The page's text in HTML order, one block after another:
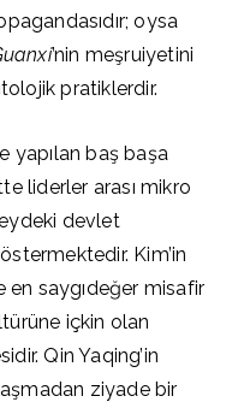
oysa
’nin meşruiyetini
pratiklerdir.
yapılan baş başa
liderler arası mikro
devlet
Kim’in
en saygıdeğer misafir
içkin olan
Qin Yaqing’in
ziyade bir